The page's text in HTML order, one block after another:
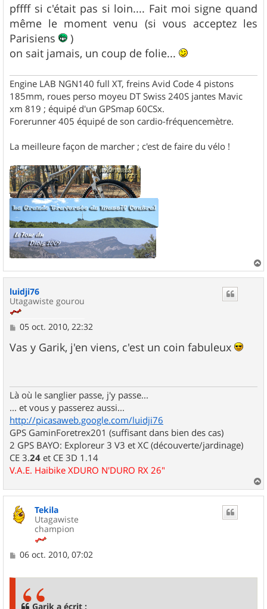
s
s
a
g
e
pffff si c'était pas si loin.... Fait moi signe quand
même le moment venu (si vous acceptez les
Parisiens
)
on sait jamais, un coup de folie...
Engine LAB NGN140 full XT, freins Avid Code 4 pistons
185mm, roues perso moyeu DT Swiss 240S jantes Mavic
xm 819 ; équipé d'un GPSmap 60CSx.
Forerunner 405 équipé de son cardio-fréquencemètre.
La meilleure façon de marcher ; c'est de faire du vélo !
a
luidji76
Utagawiste gourou
M
s
s
05 oct. 2010, 22:32
Vas y Garik, j'en viens, c'est un coin fabuleux
Là où le sanglier passe, j'y passe...
... et vous y passerez aussi...
http://picasaweb.google.com/luidji76
GPS GaminForetrex201 (suffisant dans bien des cas)
2 GPS BAYO: Exploreur 3 V3 et XC (découverte/jardinage)
CE 3.24 et CE 3D 1.14
V.A.E. Haibike XDURO N'DURO RX 26"
a
Tekila
Utagawiste
champion
M
06 oct. 2010, 07:02
Garik a écrit :